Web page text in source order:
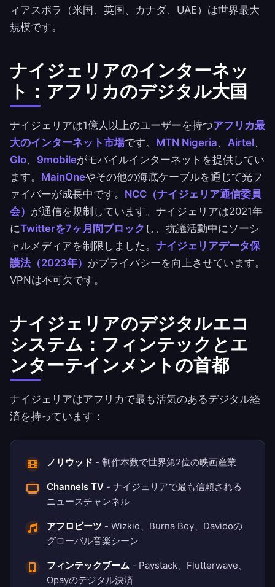
ィアスポラ（米国、英国、カナダ、UAE）は世界最大
規模です。
ナイジェリアのインターネッ
ト：アフリカのデジタル大国
ナイジェリアは1億人以上のユーザーを持つアフリカ最
大のインターネット市場です。 MTN Nigeria、 Airtel、
Glo、 9mobileがモバイルインターネットを提供してい
ます。 MainOneやその他の海底ケーブルを通じて光フ
ァイバーが成長中です。 NCC（ナイジェリア通信委員
会） が通信を規制しています。ナイジェリアは2021年
にTwitterを7ヶ月間ブロック し、抗議活動中にソーシ
ャルメディアを制限しました。 ナイジェリアデータ保
護法（2023年） がプライバシーを向上させています。
VPNは不可欠です。
ナイジェリアのデジタルエコ
システム：フィンテックとエ
ンターテインメントの首都
ナイジェリアはアフリカで最も活気のあるデジタル経
済を持っています：
ノリウッド - 制作本数で世界第2位の映画産業
Channels TV - ナイジェリアで最も信頼される
ニュースチャンネル
アフロビーツ - Wizkid、Burna Boy、Davidoの
グローバル音楽シーン
フィンテックブーム - Paystack、Flutterwave、
Opayのデジタル決済